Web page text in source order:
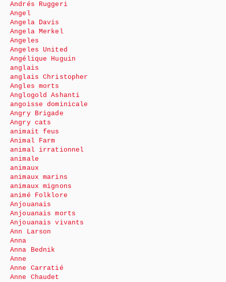
Andrés Ruggeri
Angel
Angela Davis
Angela Merkel
Angeles
Angeles United
Angélique Huguin
anglais
anglais Christopher
Angles morts
Anglogold Ashanti
angoisse dominicale
Angry Brigade
Angry cats
animait feus
Animal Farm
animal irrationnel
animale
animaux
animaux marins
animaux mignons
animé Folklore
Anjouanais
Anjouanais morts
Anjouanais vivants
Ann Larson
Anna
Anna Bednik
Anne
Anne Carratié
Anne Chaudet